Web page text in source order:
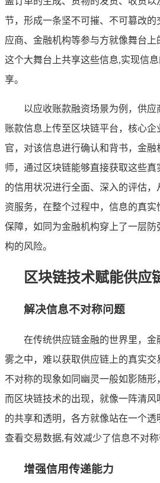
节，形成一条坚不可摧、不可篡改
应商、金融机构等参与方就像舞台
这个大舞台上共享这些信息,实现信
享。
以应收账款融资场景为例，供
账款信息上传至区块链平台，核心
官，对该信息进行确认和背书，金
师，通过区块链能够直接获取这些
的信用状况进行全面、深入的评估
资服务，在整个过程中，信息的真
保障，如同为金融机构穿上了一层
构的风险。
区块链技术赋能供应
解决信息不对称问题
在传统供应链金融的世界里，
雾之中，难以获取供应链上的真实
不对称的现象如同幽灵一般如影随形
而区块链技术的出现，就像一阵清
的共享和透明，各方就像站在一个
查看交易数据,有效减少了信息不对称
增强信用传递能力